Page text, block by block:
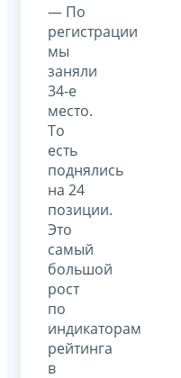
— По
регистрации
мы
заняли
34-е
место.
То
есть
поднялись
на 24
позиции.
Это
самый
большой
рост
по
индикаторам
рейтинга
в